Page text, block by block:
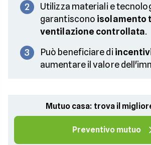
2
Utilizza materiali e
garantiscono isolamento
ventilazione controllata.
3 Può beneficiare di
aumentare il valore
Mutuo casa: trova il
Preventivo mutuo